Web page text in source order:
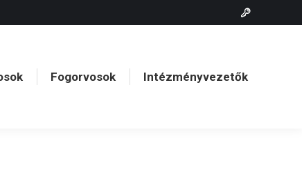
Fogorvosok Intézményvezetők
Fogorvosok Intézményvezetők